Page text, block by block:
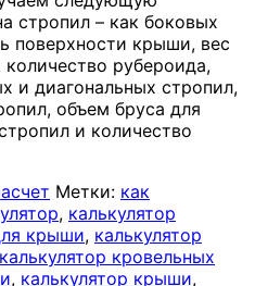
стропил – как боковых
поверхности крыши, вес
рубероида,
и диагональных стропил,
объем бруса для
и количество
Метки: как
, калькулятор
крыши, калькулятор
калькулятор кровельных
, калькулятор крыши,